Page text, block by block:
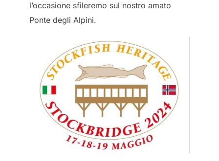
l’occasione sfileremo sul nostro amato
Ponte degli Alpini.